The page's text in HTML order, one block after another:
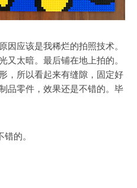
因应该是我稀烂的拍照技术。
又太暗。最后铺在地上拍的。
，所以看起来有缝隙，固定好
品零件，效果还是不错的。毕
的。